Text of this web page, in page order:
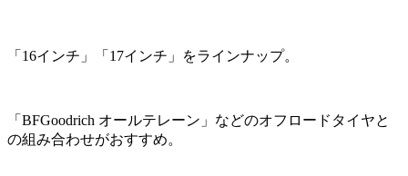
「16インチ」「17インチ」をラインナップ。
「BFGoodrich オールテレーン」などのオフロードタイヤと
の組み合わせがおすすめ。